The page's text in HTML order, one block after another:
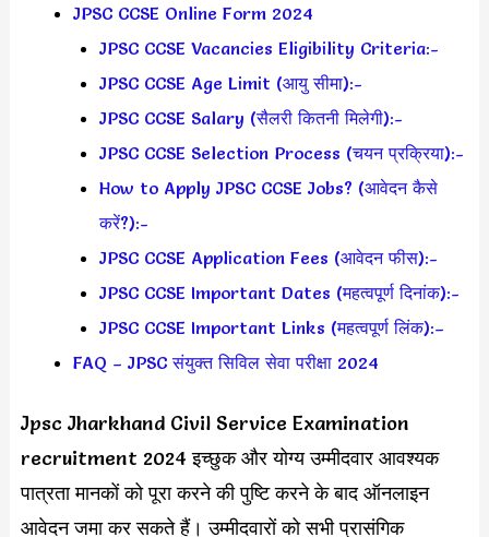
JPSC CCSE Online Form 2024
JPSC CCSE Vacancies Eligibility Criteria:-
JPSC CCSE Age Limit (आयु सीमा):-
JPSC CCSE Salary (सैलरी कितनी मिलेगी):-
JPSC CCSE Selection Process (चयन प्रक्रिया):-
How to Apply JPSC CCSE Jobs? (आवेदन कैसे
करें?):-
JPSC CCSE Application Fees (आवेदन फीस):-
JPSC CCSE Important Dates (महत्वपूर्ण दिनांक):-
JPSC CCSE Important Links (महत्वपूर्ण लिंक):–
FAQ – JPSC संयुक्त सिविल सेवा परीक्षा 2024
Jpsc Jharkhand Civil Service Examination
recruitment 2024 इच्छुक और योग्य उम्मीदवार आवश्यक
पात्रता मानकों को पूरा करने की पुष्टि करने के बाद ऑनलाइन
आवेदन जमा कर सकते हैं। उम्मीदवारों को सभी प्रासंगिक